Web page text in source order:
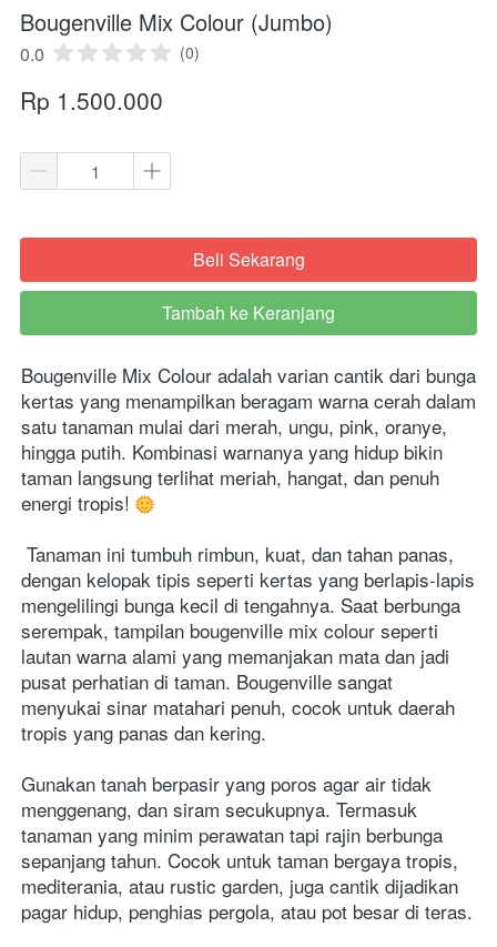
Bougenville Mix Colour (Jumbo)
0.0 (0)
Rp 1.500.000
`Beli Sekarang
`
Tambah ke Keranjang
Bougenville Mix Colour adalah varian cantik dari bunga
kertas yang menampilkan beragam warna cerah dalam
satu tanaman mulai dari merah, ungu, pink, oranye,
hingga putih. Kombinasi warnanya yang hidup bikin
taman langsung terlihat meriah, hangat, dan penuh
energi tropis!
dengan kelopak tipis seperti kertas yang berlapis-lapis
mengelilingi bunga kecil di tengahnya. Saat berbunga
serempak, tampilan bougenville mix colour seperti
lautan warna alami yang memanjakan mata dan jadi
pusat perhatian di taman. Bougenville sangat
menyukai sinar matahari penuh, cocok untuk daerah
tropis yang panas dan kering.
Gunakan tanah berpasir yang poros agar air tidak
menggenang, dan siram secukupnya. Termasuk
tanaman yang minim perawatan tapi rajin berbunga
sepanjang tahun. Cocok untuk taman bergaya tropis,
mediterania, atau rustic garden, juga cantik dijadikan
pagar hidup, penghias pergola, atau pot besar di teras.